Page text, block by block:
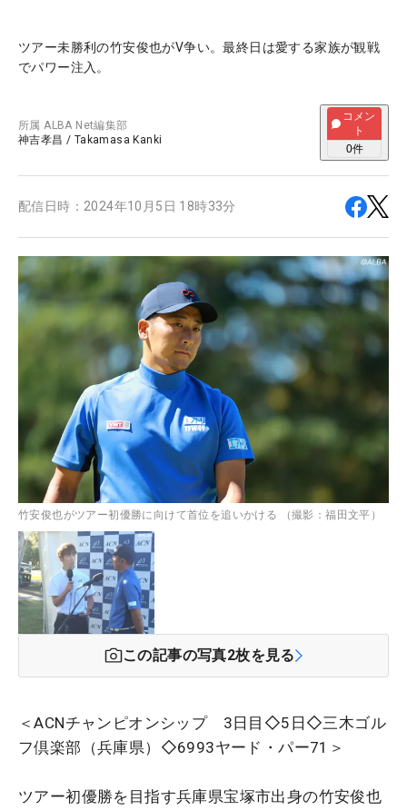
ツアー未勝利の竹安俊也がV争い。最終日は愛する家族が観戦
でパワー注入。
所属ALBA Net編集部
神吉孝昌 / Takamasa Kanki
コメン
ト
0件
配信日時： 2024年10月5日 18時33分
竹安俊也がツアー初優勝に向けて首位を追いかける （撮影：福田文平）
この記事の写真2枚を見る
＜ACNチャンピオンシップ 3日目◇5日◇三木ゴル
フ倶楽部（兵庫県）◇6993ヤード・パー71＞
ツアー初優勝を目指す兵庫県宝塚市出身の竹安俊也